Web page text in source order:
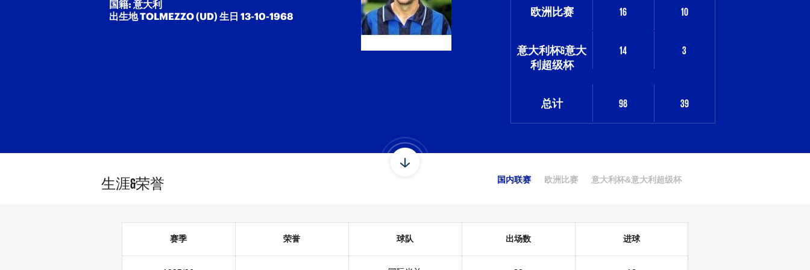
国籍: 意大利
出生地 TOLMEZZO (UD) 生日 13-10-1968
欧洲比赛 16 10
意大利杯&意大
利超级杯
14 3
总计 98 39
生涯&荣誉 意大利杯&意大利超级杯
欧洲比赛
国内联赛
赛季 荣誉 球队 出场数 进球